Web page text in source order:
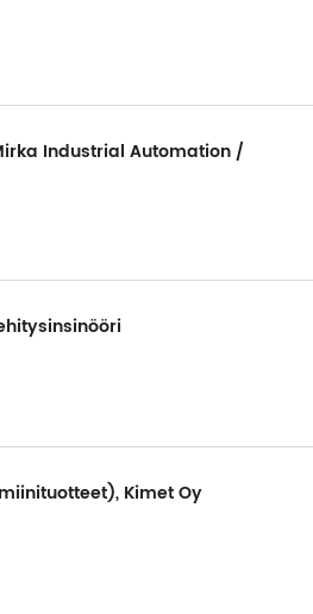
Industrial Automation /
Kimet Oy